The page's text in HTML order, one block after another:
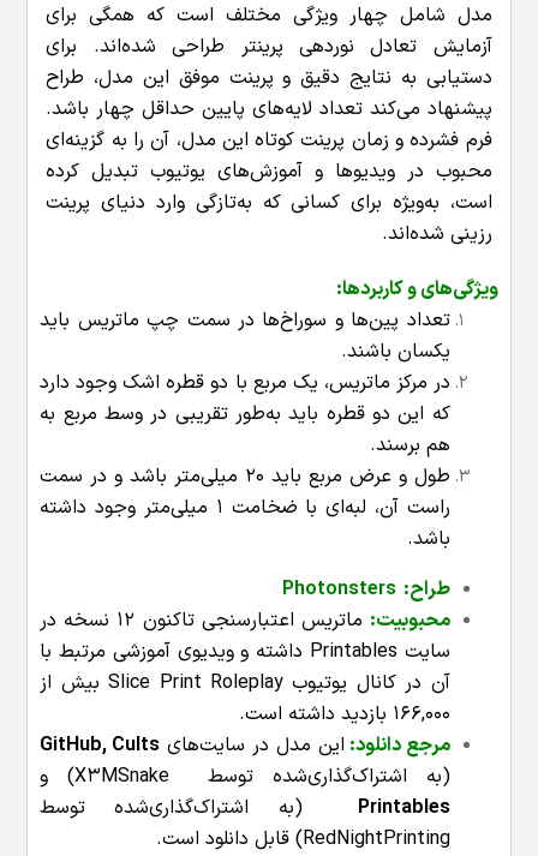
مدل شامل چهار ویژگی مختلف است که همگی برای
آزمایش تعادل نوردهی پرینتر طراحی شده‌اند. برای
دستیابی به نتایج دقیق و پرینت موفق این مدل، طراح
پیشنهاد می‌کند تعداد لایه‌های پایین حداقل چهار باشد.
فرم فشرده و زمان پرینت کوتاه این مدل، آن را به گزینه‌ای
محبوب در ویدیوها و آموزش‌های یوتیوب تبدیل کرده
است، به‌ویژه برای کسانی که به‌تازگی وارد دنیای پرینت
رزینی شده‌اند.
ویژگی‌های و کاربردها:
تعداد پین‌ها و سوراخ‌ها در سمت چپ ماتریس باید
یکسان باشند.
در مرکز ماتریس، یک مربع با دو قطره اشک وجود دارد
که این دو قطره باید به‌طور تقریبی در وسط مربع به
هم برسند.
طول و عرض مربع باید 20 میلی‌متر باشد و در سمت
راست آن، لبه‌ای با ضخامت 1 میلی‌متر وجود داشته
باشد.
طراح: Photonsters
محبوبیت:
ماتریس اعتبارسنجی تاکنون 12 نسخه در
سایت Printables داشته و ویدیوی آموزشی مرتبط با
آن در کانال یوتیوب Slice Print Roleplay بیش از
166,000 بازدید داشته است.
مرجع دانلود: این مدل در سایت‌های GitHub, Cults
(به اشتراک‌گذاری‌شده توسط X3MSnake) و
Printables
(به اشتراک‌گذاری‌شده توسط
RedNightPrinting) قابل دانلود است.